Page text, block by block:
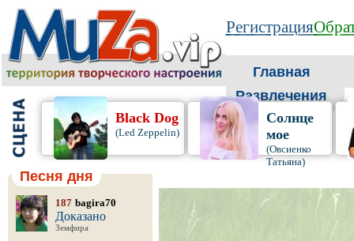
Регистрация
Главная
Развлечения
Black Dog
(Led Zeppelin)
Солнце
мое
(Овсиенко
Татьяна)
Песня дня
187 bagira70
Доказано
Земфира